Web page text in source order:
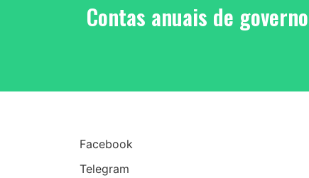
Contas anuais de
Facebook
Telegram